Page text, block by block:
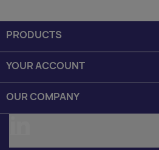
PRODUCTS
YOUR ACCOUNT
OUR COMPANY